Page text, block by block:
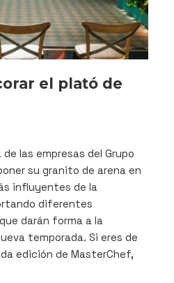
el plató de
las empresas del Grupo
su granito de arena en
influyentes de la
diferentes
darán forma a la
temporada. Si eres de
edición de MasterChef,